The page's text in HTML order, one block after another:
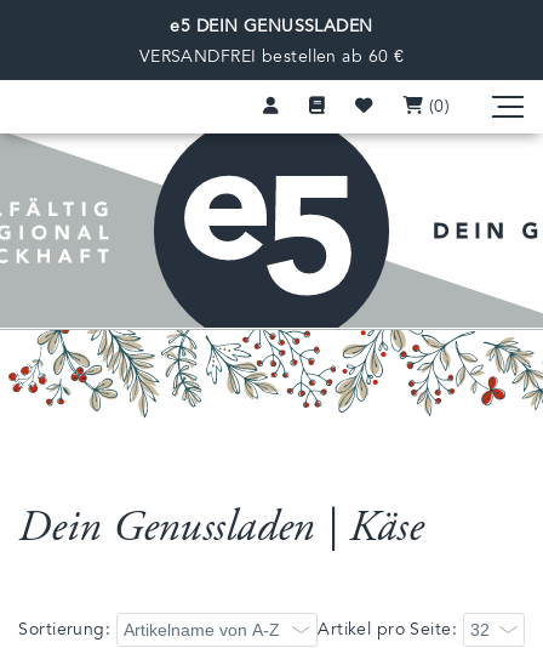
e5 DEIN GENUSSLADEN
VERSANDFREI bestellen ab 60 €
(0)
Dein Genussladen | Käse
Artikel pro Seite:
Sortierung: